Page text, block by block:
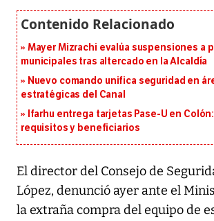
Mayer Mizrachi evalúa suspensiones a
municipales tras altercado en la Alcaldía
Nuevo comando unifica seguridad en
estratégicas del Canal
Ifarhu entrega tarjetas Pase-U en
requisitos y beneficiarios
El director del Consejo de
López, denunció ayer ante el
la extraña compra del equipo de